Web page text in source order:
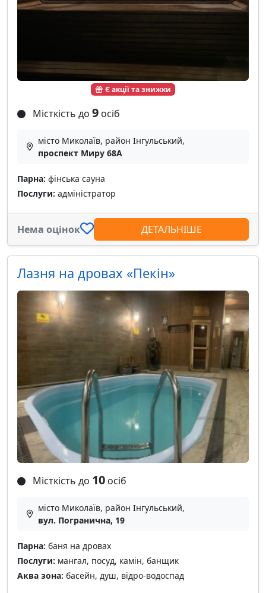
Є акції та знижки
Місткість до 9 осіб
місто Миколаїв, район Інгульський,
проспект Миру 68А
Парна: фінська сауна
Послуги: адміністратор
Нема оцінок ДЕТАЛЬНІШЕ
Лазня на дровах «Пекін»
Місткість до 10 осіб
місто Миколаїв, район Інгульський,
вул. Погранична, 19
Парна: баня на дровах
Послуги: мангал, посуд, камін, банщик
Аква зона: басейн, душ, відро-водоспад